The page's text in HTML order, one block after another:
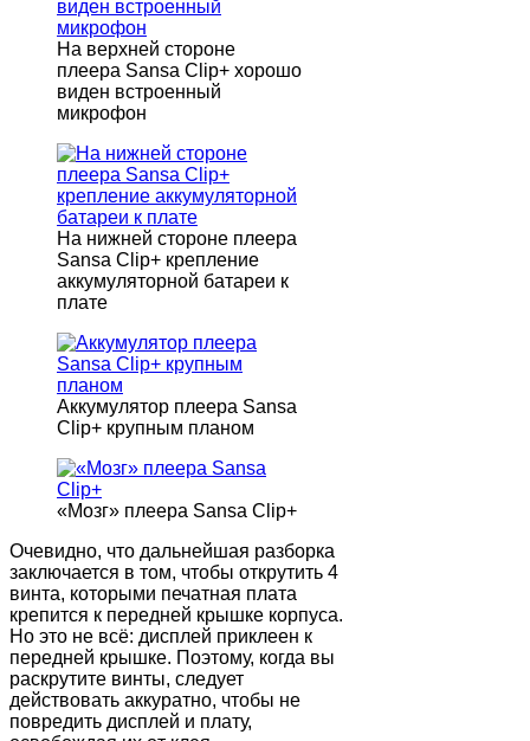
На верхней стороне
плеера Sansa Clip+ хорошо
виден встроенный
микрофон
На нижней стороне плеера
Sansa Clip+ крепление
аккумуляторной батареи к
плате
Аккумулятор плеера Sansa
Clip+ крупным планом
«Мозг» плеера Sansa Clip+
Очевидно, что дальнейшая разборка
заключается в том, чтобы открутить 4
винта, которыми печатная плата
крепится к передней крышке корпуса.
Но это не всё: дисплей приклеен к
передней крышке. Поэтому, когда вы
раскрутите винты, следует
действовать аккуратно, чтобы не
повредить дисплей и плату,